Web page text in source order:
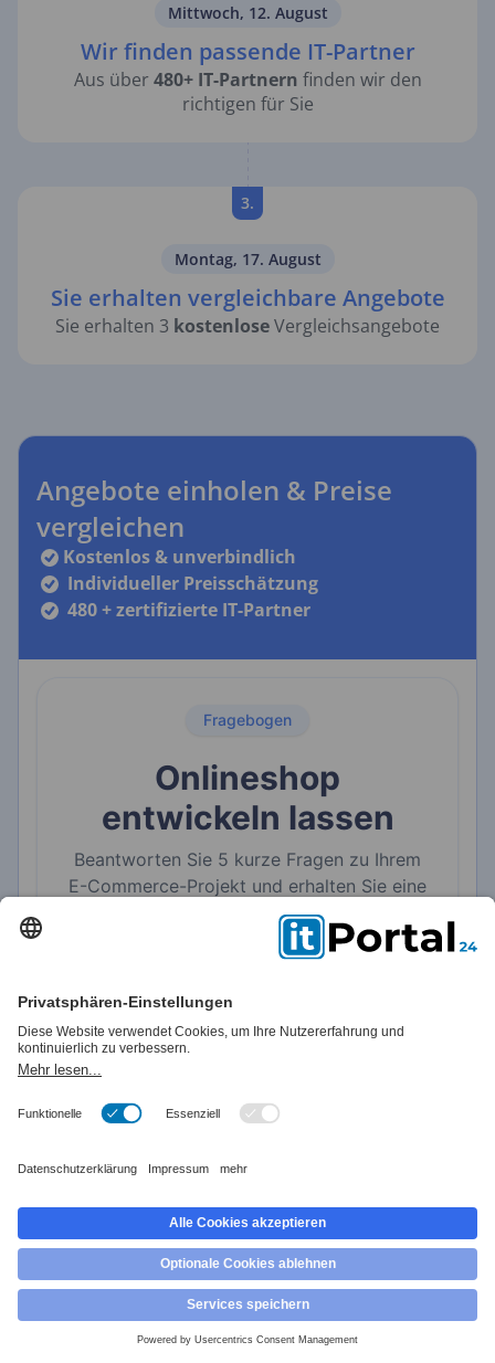
Mittwoch, 12. August
Wir finden passende IT-Partner
Aus über 480+ IT-Partnern finden wir den
richtigen für Sie
3.
Montag, 17. August
Sie erhalten vergleichbare Angebote
Sie erhalten 3 kostenloseVergleichsangebote
Angebote einholen & Preise
vergleichen
Kostenlos & unverbindlich
Individueller Preisschätzung
480 + zertifizierte IT-Partner